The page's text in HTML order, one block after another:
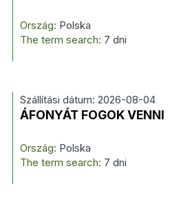
Ország: Polska
The term search: 7 dni
Szállítási dátum: 2026-08-04
ÁFONYÁT FOGOK VENNI
Ország: Polska
The term search: 7 dni